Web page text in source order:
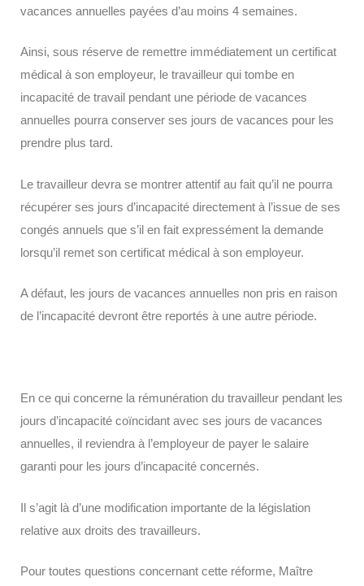
vacances annuelles payées d’au moins 4 semaines.
Ainsi, sous réserve de remettre immédiatement un certificat
médical à son employeur, le travailleur qui tombe en
incapacité de travail pendant une période de vacances
annuelles pourra conserver ses jours de vacances pour les
prendre plus tard.
Le travailleur devra se montrer attentif au fait qu’il ne pourra
récupérer ses jours d’incapacité directement à l’issue de ses
congés annuels que s’il en fait expressément la demande
lorsqu’il remet son certificat médical à son employeur.
A défaut, les jours de vacances annuelles non pris en raison
de l’incapacité devront être reportés à une autre période.
En ce qui concerne la rémunération du travailleur pendant les
jours d’incapacité coïncidant avec ses jours de vacances
annuelles, il reviendra à l’employeur de payer le salaire
garanti pour les jours d’incapacité concernés.
Il s’agit là d’une modification importante de la législation
relative aux droits des travailleurs.
Pour toutes questions concernant cette réforme, Maître